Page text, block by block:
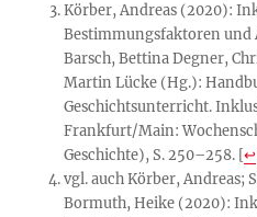
Körber, Andreas (2020):
Bestimmungsfaktoren und
Barsch, Bettina Degner,
Martin Lücke (Hg.):
Geschichtsunterricht.
Frankfurt/Main:
Geschichte), S. 250–258. [↩
vgl. auch Körber, Andreas;
Bormuth, Heike (2020):